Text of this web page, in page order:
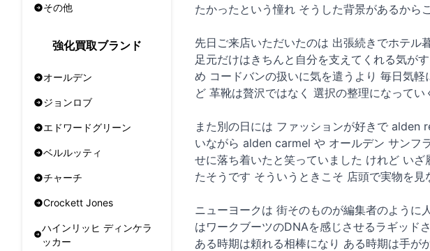
その他
強化買取ブランド
オールデン
ジョンロブ
エドワードグリーン
ベルルッティ
チャーチ
Crockett Jones
ハインリッヒ ディンケラ
ッカー
たかったという憧れ そうした背景があるから
先日ご来店いただいたのは 出張続きでホテ
足元だけはきちんと自分を支えてくれる気が
め コードバンの扱いに気を遣うより 毎日気
ど 革靴は贅沢ではなく 選択の整理になってい
また別の日には ファッションが好きで alden
いながら alden carmel や オールデン サンフ
せに落ち着いたと笑っていました けれど い
たそうです そういうときこそ 店頭で実物を
ニューヨークは 街そのものが編集者のように
はワークブーツのDNAを感じさせるラギッド
ある時期は頼れる相棒になり ある時期は手が